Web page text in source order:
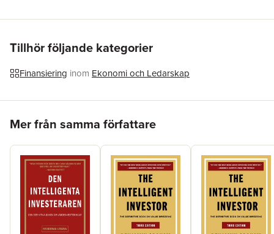
Tillhör följande kategorier
Finansiering inom Ekonomi och Ledarskap
Mer från samma författare